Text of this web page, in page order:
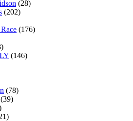
(28)
(202)
(176)
(146)
(78)
(39)